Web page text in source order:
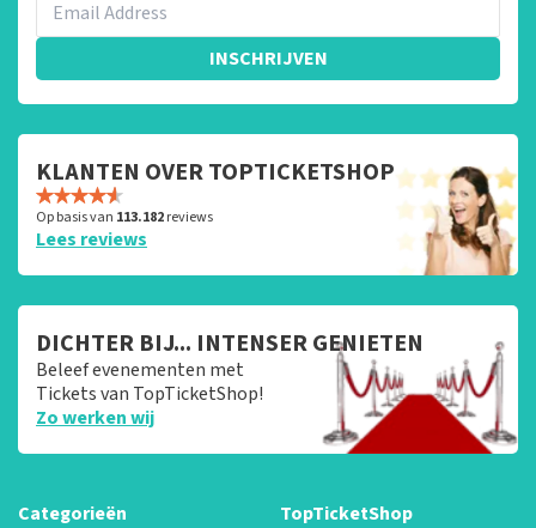
INSCHRIJVEN
KLANTEN OVER TOPTICKETSHOP
Op basis van 113.182reviews
Lees reviews
DICHTER BIJ... INTENSER GENIETEN
Beleef evenementen met
Tickets van TopTicketShop!
Zo werken wij
Categorieën
TopTicketShop